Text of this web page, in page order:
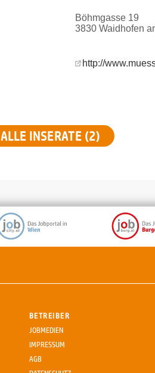
Böhmgasse 19
3830 Waidhofen
http://
ALLE INSERATE (2)
BETREIBER
JOBMEDIEN
IMPRESSUM
AGB